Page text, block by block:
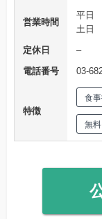
営業時間
平日
土日
定休日
–
電話番号
03-
特徴
食
無